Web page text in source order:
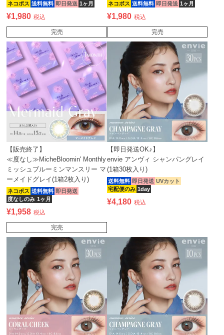
ネコポス 送料無料 即日発送 1ヶ月
¥1,980 税込
完売
ネコポス 送料無料 即日発送 1ヶ月
¥1,980 税込
完売
【販売終了】
≪度なし≫MicheBloomin' Monthly
ミッシュブルーミンマンスリー マ
ーメイドグレイ(1箱2枚入り)
ネコポス 送料無料 即日発送
度なしのみ 1ヶ月
¥1,958 税込
完売
【即日発送OK♪】
envie アンヴィ シャンパングレイ
(1箱30枚入り)
送料無料 即日発送 UVカット
宅配便のみ 1day
¥4,180 税込